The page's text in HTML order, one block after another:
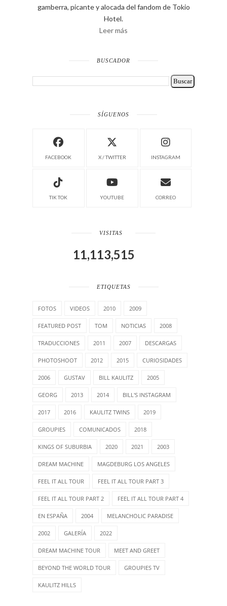
gamberra, picante y alocada del fandom de Tokio
Hotel.
Leer más
BUSCADOR
SÍGUENOS
FACEBOOK X / TWITTER INSTAGRAM
TIK TOK YOUTUBE CORREO
VISITAS
11,113,515
ETIQUETAS
FOTOS VIDEOS 2010 2009
FEATURED POST TOM NOTICIAS 2008
TRADUCCIONES 2011 2007 DESCARGAS
PHOTOSHOOT 2012 2015 CURIOSIDADES
2006 GUSTAV BILL KAULITZ 2005
GEORG 2013 2014 BILL'S INSTAGRAM
2017 2016 KAULITZ TWINS 2019
GROUPIES COMUNICADOS 2018
KINGS OF SUBURBIA 2020 2021 2003
DREAM MACHINE MAGDEBURG LOS ANGELES
FEEL IT ALL TOUR FEEL IT ALL TOUR PART 3
FEEL IT ALL TOUR PART 2 FEEL IT ALL TOUR PART 4
EN ESPAÑA 2004 MELANCHOLIC PARADISE
2002 GALERÍA 2022
DREAM MACHINE TOUR MEET AND GREET
BEYOND THE WORLD TOUR GROUPIES TV
KAULITZ HILLS